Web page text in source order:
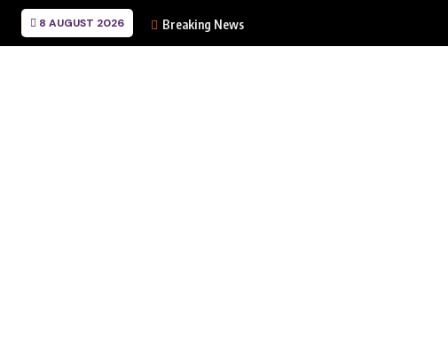
8 AUGUST 2026 Breaking News